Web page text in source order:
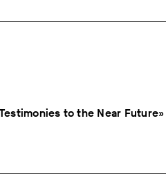
to the Near Future»